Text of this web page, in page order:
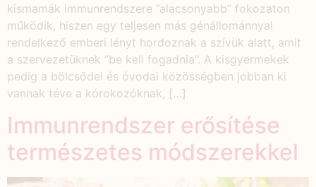
kismamák immunrendszere ”alacsonyabb” fokozaton
működik, hiszen egy teljesen más génállománnyal
rendelkező emberi lényt hordoznak a szívük alatt, amit
a szervezetüknek ”be kell fogadnia”. A kisgyermekek
pedig a bölcsődei és óvodai közösségben jobban ki
vannak téve a kórokozóknak, […]
Immunrendszer erősítése
természetes módszerekkel